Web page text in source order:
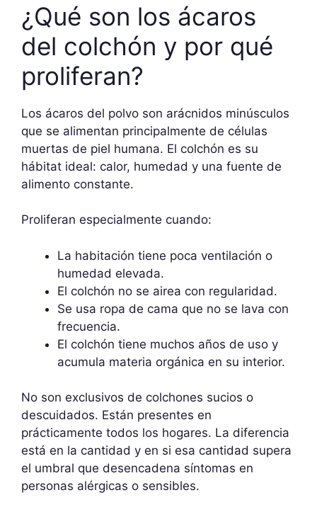
¿Qué son los ácaros
del colchón y por qué
proliferan?
Los ácaros del polvo son arácnidos minúsculos
que se alimentan principalmente de células
muertas de piel humana. El colchón es su
hábitat ideal: calor, humedad y una fuente de
alimento constante.
Proliferan especialmente cuando:
La habitación tiene poca ventilación o
humedad elevada.
El colchón no se airea con regularidad.
Se usa ropa de cama que no se lava con
frecuencia.
El colchón tiene muchos años de uso y
acumula materia orgánica en su interior.
No son exclusivos de colchones sucios o
descuidados. Están presentes en
prácticamente todos los hogares. La diferencia
está en la cantidad y en si esa cantidad supera
el umbral que desencadena síntomas en
personas alérgicas o sensibles.